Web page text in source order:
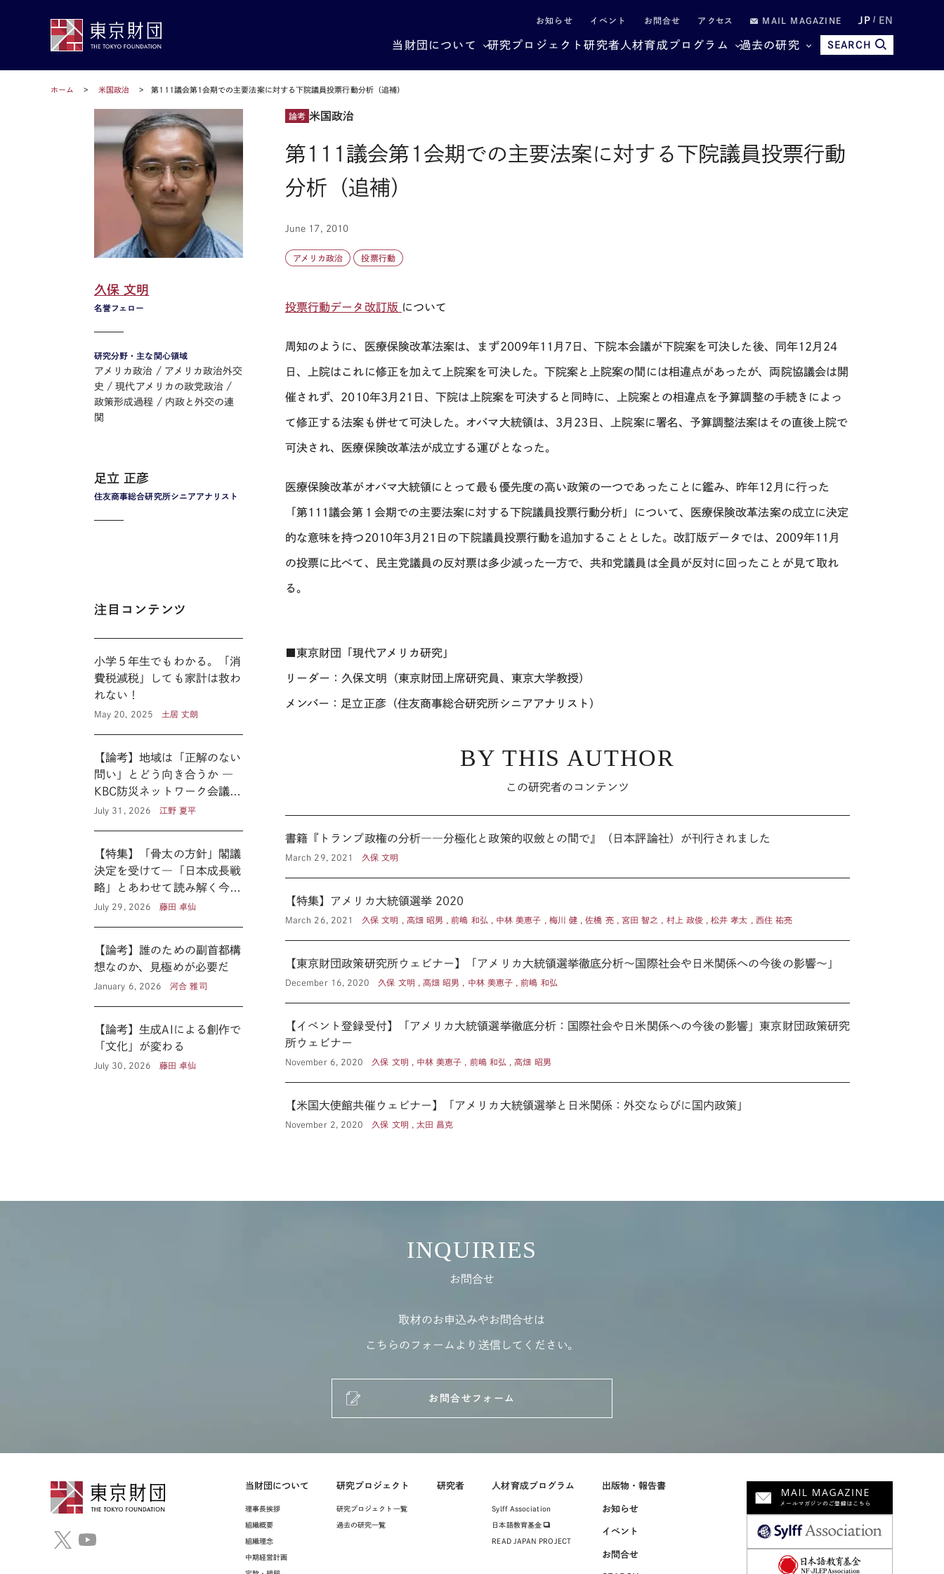
お知らせ イベント お問合せ アクセス MAIL MAGAZINE JP EN
当財団について 研究プロジェクト研究者 人材育成プログラム 過去の研究 SEARCH
ホーム 米国政治 第111議会第1会期での主要法案に対する下院議員投票行動分析（追補）
論考 米国政治
第111議会第1会期での主要法案に対する下院議員投票行動
分析（追補）
June 17, 2010
アメリカ政治 投票行動
投票行動データ改訂版 について
周知のように、医療保険改革法案は、まず2009年11月7日、下院本会議が下院案を可決した後、同年12月24
日、上院はこれに修正を加えて上院案を可決した。下院案と上院案の間には相違点があったが、両院協議会は開
催されず、2010年3月21日、下院は上院案を可決すると同時に、上院案との相違点を予算調整の手続きによっ
て修正する法案も併せて可決した。オバマ大統領は、3月23日、上院案に署名、予算調整法案はその直後上院で
可決され、医療保険改革法が成立する運びとなった。
医療保険改革がオバマ大統領にとって最も優先度の高い政策の一つであったことに鑑み、昨年12月に行った
「第111議会第１会期での主要法案に対する下院議員投票行動分析」について、医療保険改革法案の成立に決定
的な意味を持つ2010年3月21日の下院議員投票行動を追加することとした。改訂版データでは、2009年11月
の投票に比べて、民主党議員の反対票は多少減った一方で、共和党議員は全員が反対に回ったことが見て取れ
る。
■東京財団「現代アメリカ研究」
リーダー：久保文明（東京財団上席研究員、東京大学教授）
メンバー：足立正彦（住友商事総合研究所シニアアナリスト）
名誉フェロー
久保 文明
研究分野・主な関心領域
アメリカ政治
アメリカ政治外交
史
現代アメリカの政党政治
政策形成過程
内政と外交の連
関
住友商事総合研究所シニアアナリスト
足立 正彦
注目コンテンツ
小学５年生でもわかる。「消
費税減税」しても家計は救わ
れない！
May 20, 2025 土居 丈朗
【論考】地域は「正解のない
問い」とどう向き合うか ―
KBC防災ネットワーク会議に
見る新たな公共性 ―
July 31, 2026 江野 夏平
【特集】「骨太の方針」閣議
決定を受けて―「日本成長戦
略」とあわせて読み解く今後
の医療政策―
July 29, 2026 藤田 卓仙
【論考】誰のための副首都構
想なのか、見極めが必要だ
January 6, 2026 河合 雅司
【論考】生成AIによる創作で
「文化」が変わる
July 30, 2026 藤田 卓仙
BY THIS AUTHOR
この研究者のコンテンツ
書籍『トランプ政権の分析――分極化と政策的収斂との間で』（日本評論社）が刊行されました
March 29, 2021 久保 文明
【特集】アメリカ大統領選挙 2020
March 26, 2021 久保 文明 , 高畑 昭男 , 前嶋 和弘 , 中林 美恵子 , 梅川 健 , 佐橋 亮 , 宮田 智之 , 村上 政俊 , 松井 孝太 , 西住 祐亮
【東京財団政策研究所ウェビナー】「アメリカ大統領選挙徹底分析～国際社会や日米関係への今後の影響～」
December 16, 2020 久保 文明 , 高畑 昭男 , 中林 美恵子 , 前嶋 和弘
【イベント登録受付】「アメリカ大統領選挙徹底分析：国際社会や日米関係への今後の影響」東京財団政策研究
所ウェビナー
November 6, 2020 久保 文明 , 中林 美恵子 , 前嶋 和弘 , 高畑 昭男
【米国大使館共催ウェビナー】「アメリカ大統領選挙と日米関係：外交ならびに国内政策」
November 2, 2020 久保 文明 , 太田 昌克
INQUIRIES
お問合せ
取材のお申込みやお問合せは
こちらのフォームより送信してください。
お問合せフォーム
当財団について
理事⻑挨拶
組織概要
組織理念
中期経営計画
研究プロジェクト
研究プロジェクト一覧
過去の研究一覧
研究者 人材育成プログラム
Sylff Association
日本語教育基金
READ JAPAN PROJECT
出版物・報告書
お知らせ
イベント
お問合せ